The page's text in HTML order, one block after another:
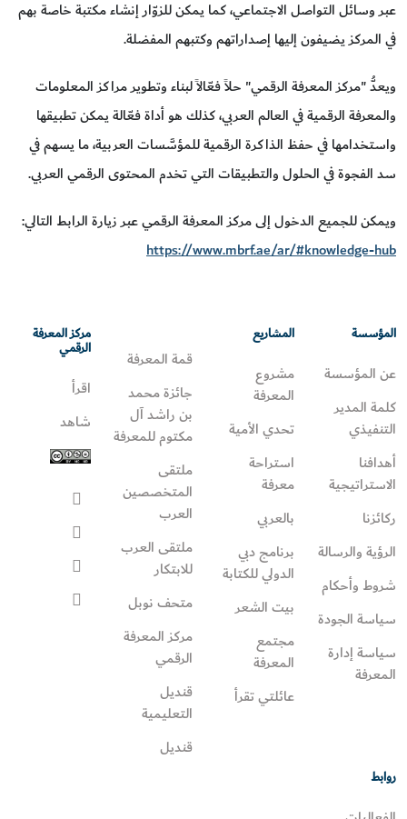
عبر وسائل التواصل الاجتماعي، كما يمكن للزوّار إنشاء مكتبة خاصة بهم
في المركز يضيفون إليها إصداراتهم وكتبهم المفضلة.
ويعدُّ "مركز المعرفة الرقمي" حلاً فعّالاً لبناء وتطوير مراكز المعلومات
والمعرفة الرقمية في العالم العربي، كذلك هو أداة فعّالة يمكن تطبيقها
واستخدامها في حفظ الذاكرة الرقمية للمؤسَّسات العربية، ما يسهم في
سد الفجوة في الحلول والتطبيقات التي تخدم المحتوى الرقمي العربي.
ويمكن للجميع الدخول إلى مركز المعرفة الرقمي عبر زيارة الرابط التالي:
https://www.mbrf.ae/ar/#knowledge-hub
المؤسسة
عن المؤسسة
كلمة المدير
التنفيذي
أهدافنا
الاستراتيجية
ركائزنا
الرؤية والرسالة
شروط وأحكام
سياسة الجودة
سياسة إدارة
المعرفة
المشاريع
مشروع
المعرفة
تحدي الأمية
استراحة
معرفة
بالعربي
برنامج دبي
الدولي للكتابة
بيت الشعر
مجتمع
المعرفة
عائلتي تقرأ‎
قمة المعرفة
جائزة محمد
بن راشد آل
مكتوم للمعرفة
ملتقى
المتخصصين
العرب
ملتقى العرب
للابتكار
متحف نوبل
مركز المعرفة
الرقمي
قنديل
التعليمية
قنديل
مركز المعرفة
الرقمي
اقرأ
شاهد
روابط